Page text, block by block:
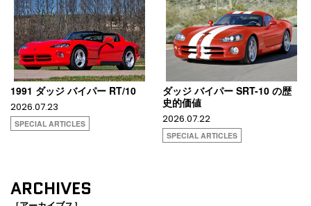
1991 ダッジ バイパー RT/10
2026.07.23
SPECIAL ARTICLES
ダッジ バイパー SRT-10 の歴
史的価値
2026.07.22
SPECIAL ARTICLES
ARCHIVES